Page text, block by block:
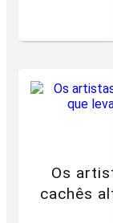
Os
cachês